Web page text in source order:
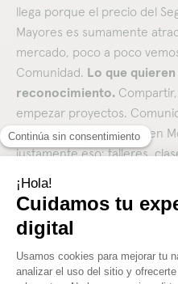
llega porque el precio del
Mayores es sumamente
mercado, poco a poco
Comunidad. Lo que
reconocimiento.
empezar proyectos.
con planes de apertura en
justamente eso: talleres,
para encuentros y grupos
un itinerario, lo que se
el sector ofrece: un entorno
vuelve sostenible porque
En Koltin no nos